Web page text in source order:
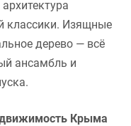
классики. Изящные
дерево — всё
ансамбль и
Крыма